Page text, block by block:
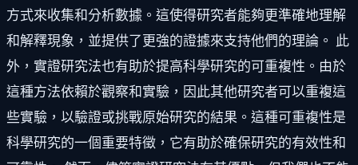
方式來收集和分析數據。這使得研究者能夠更準確地理解
和解釋現象，並提供了更強的證據來支持他們的理論。 此
外，實證研究法也有助於提高科學研究的可重複性。由於
這種方法依賴於觀察和實驗，因此其他研究者可以重複這
些實驗，以驗證或挑戰原始研究的結果。這種可重複性是
科學研究的一個重要特徵，它有助於確保研究的有效性和